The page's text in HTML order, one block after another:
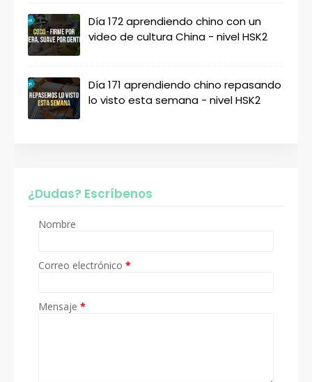
Día 172 aprendiendo chino con un
video de cultura China - nivel HSK2
Día 171 aprendiendo chino repasando
lo visto esta semana - nivel HSK2
¿Dudas? Escríbenos
Nombre
Correo electrónico *
Mensaje *